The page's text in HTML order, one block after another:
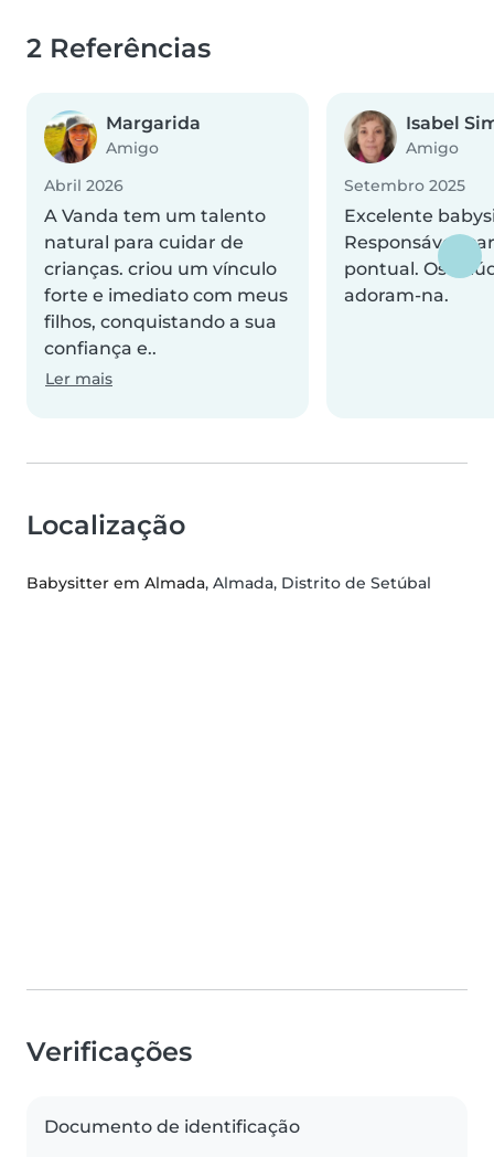
2 Referências
Margarida
Amigo
Abril 2026
A Vanda tem um talento
natural para cuidar de
crianças. criou um vínculo
forte e imediato com meus
filhos, conquistando a sua
confiança e..
Ler mais
Isabel
Amigo
Setembro 2025
Excelente
Responsável,
pontual. Os
adoram-na.
Localização
Babysitter em Almada, Almada, Distrito de Setúbal
Verificações
Documento de identificação